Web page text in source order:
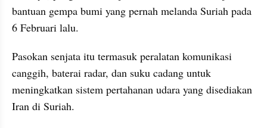
bantuan gempa bumi yang pernah melanda Suriah pada
6 Februari lalu.
Pasokan senjata itu termasuk peralatan komunikasi
canggih, baterai radar, dan suku cadang untuk
meningkatkan sistem pertahanan udara yang disediakan
Iran di Suriah.